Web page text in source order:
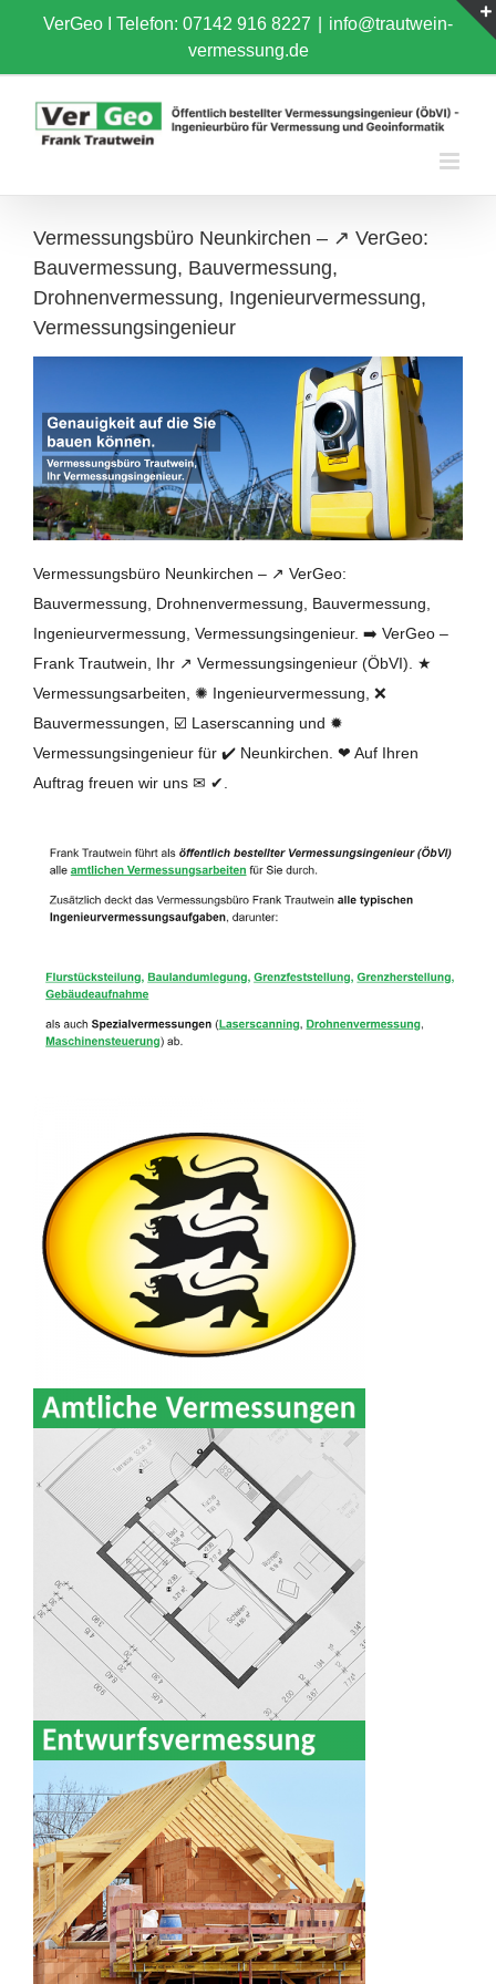
content
VerGeo I Telefon: 07142 916 8227
info@trautwein-
vermessung.de
Vermessungsbüro Neunkirchen – ↗️ VerGeo:
Bauvermessung, Bauvermessung,
Drohnenvermessung, Ingenieurvermessung,
Vermessungsingenieur
Vermessungsbüro Neunkirchen – ↗️ VerGeo:
Bauvermessung, Drohnenvermessung, Bauvermessung,
Ingenieurvermessung, Vermessungsingenieur. ➡️ VerGeo –
Frank Trautwein, Ihr ↗️ Vermessungsingenieur (ÖbVI). ★
Vermessungsarbeiten, ✺ Ingenieurvermessung, ❌
Bauvermessungen, ☑️ Laserscanning und ✹
Vermessungsingenieur für ✔️ Neunkirchen. ❤ Auf Ihren
Auftrag freuen wir uns ✉ ✔.